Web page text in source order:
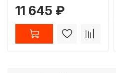
11 645 ₽